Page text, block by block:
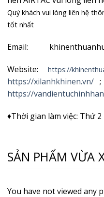
Quý khách vui lòng liên hệ
tốt nhất
Email:
Website: https://
https://xilanhkhinen.vn/ ;
https://
♦Thời gian làm việc: Thứ 2
SẢN PHẨM VỪA
You have not viewed any